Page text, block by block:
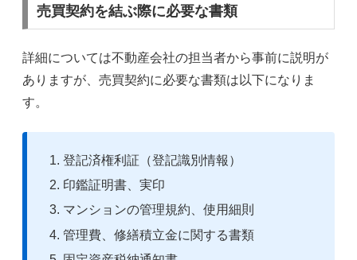
売買契約を結ぶ際に必要な書類
詳細については不動産会社の担当者から事前に説明が
ありますが、売買契約に必要な書類は以下になりま
す。
登記済権利証（登記識別情報）
印鑑証明書、実印
マンションの管理規約、使用細則
管理費、修繕積立金に関する書類